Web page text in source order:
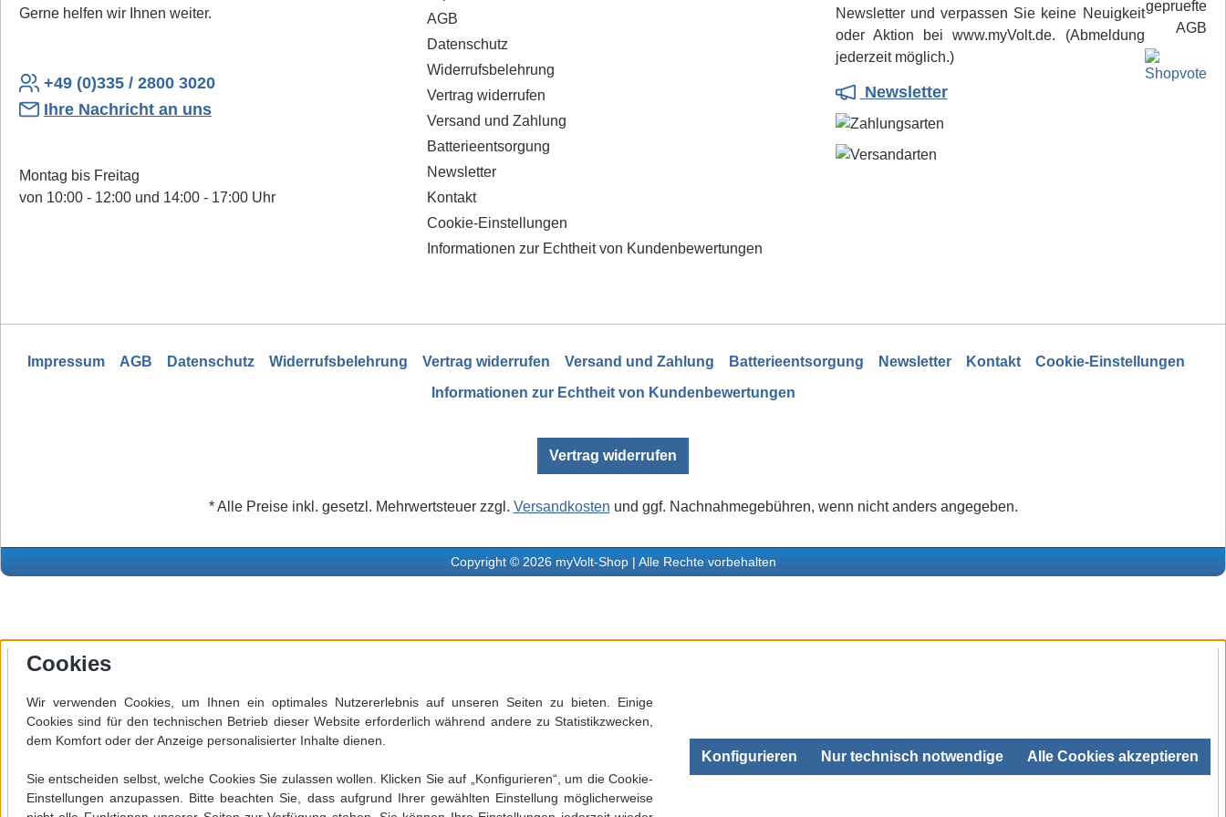
Großes Prozessfenster
Kompatibel mit bleifreien und
bleihaltigen Legierungen Absolut
Lötverfahren mit Löthonig wird das
Flussmittel dagegen in kaltem
Zustand auf die Lötstelle
aufgetragen. Erst beim Zubringen
des heißflüssigen Lotes mit der
Lötspitze wird das Flussmittel auf
Gerne helfen wir Ihnen weiter.
+49 (0)335 / 2800 3020
Ihre Nachricht an uns
Montag bis Freitag
von 10:00 - 12:00 und 14:00 - 17:00 Uhr
AGB
Datenschutz
Widerrufsbelehrung
Vertrag widerrufen
Versand und Zahlung
Batterieentsorgung
Newsletter
Kontakt
Cookie-Einstellungen
Informationen zur Echtheit von Kundenbewertungen
Newsletter und verpassen Sie keine Neuigkeit
oder Aktion bei www.myVolt.de. (Abmeldung
jederzeit möglich.)
Newsletter
Impressum AGB Datenschutz Widerrufsbelehrung Vertrag widerrufen Versand und Zahlung Batterieentsorgung Newsletter Kontakt
Cookie-Einstellungen
Informationen zur Echtheit von Kundenbewertungen
Vertrag widerrufen
* Alle Preise inkl. gesetzl. Mehrwertsteuer zzgl. Versandkosten und ggf. Nachnahmegebühren, wenn nicht anders angegeben.
Copyright © 2026 myVolt-Shop | Alle Rechte vorbehalten
Werkzeugleiste anzeigen
Cookies
Wir verwenden Cookies, um Ihnen ein optimales Nutzererlebnis auf unseren Seiten zu bieten. Einige
Cookies sind für den technischen Betrieb dieser Website erforderlich während andere zu Statistikzwecken,
dem Komfort oder der Anzeige personalisierter Inhalte dienen.
Sie entscheiden selbst, welche Cookies Sie zulassen wollen. Klicken Sie auf „Konfigurieren“, um die Cookie-
Einstellungen anzupassen. Bitte beachten Sie, dass aufgrund Ihrer gewählten Einstellung möglicherweise
Nur technisch notwendige
Konfigurieren Alle Cookies akzeptieren
SEHR GUT